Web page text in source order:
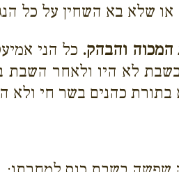
או שלא בא השחין על כל
המכוה והבהק. כל הני
לא היו ולאחר השבת
בתורת כהנים בשר חי ולא